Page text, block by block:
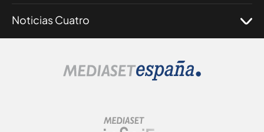
Noticias Cuatro